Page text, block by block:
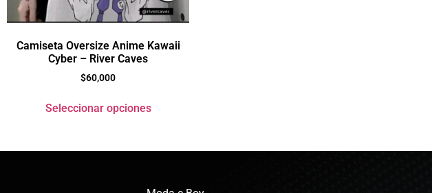
Camiseta Oversize Anime Kawaii
Cyber – River Caves
$60,000
Seleccionar opciones